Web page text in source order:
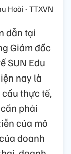
Hoài - TTXVN
dẫn tại
Giám đốc
SUN Edu
nay là
thực tế,
phải
của mô
doanh